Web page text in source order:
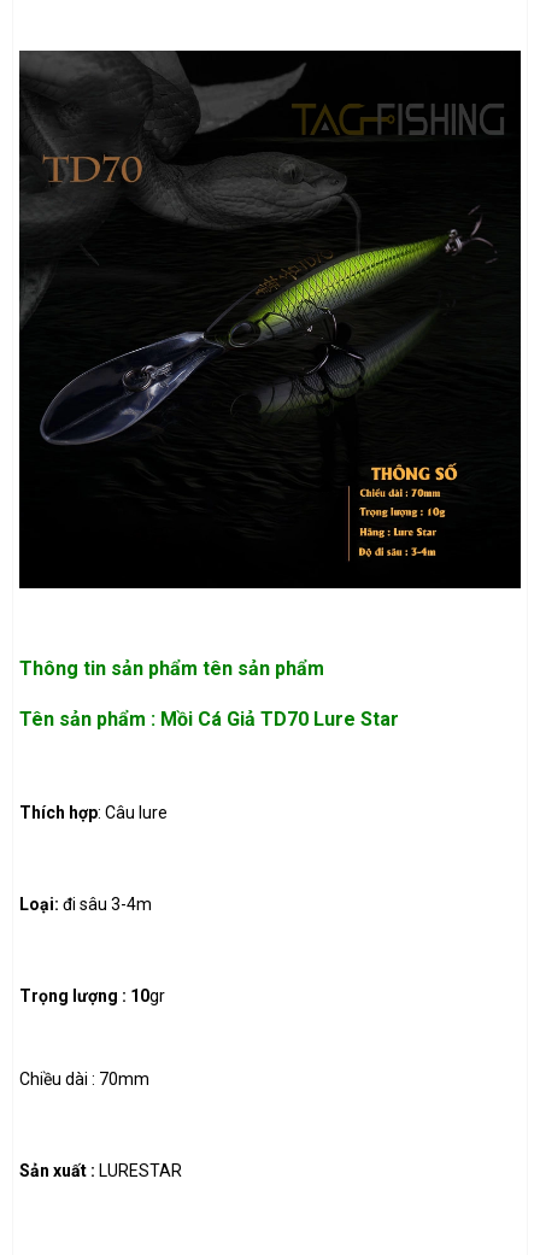
Thông tin sản phẩm tên sản phẩm
Tên sản phẩm : Mồi Cá Giả TD70 Lure Star
Thích hợp: Câu lure
Loại: đi sâu 3-4m
Trọng lượng : 10gr
Chiều dài : 70mm
Sản xuất : LURESTAR